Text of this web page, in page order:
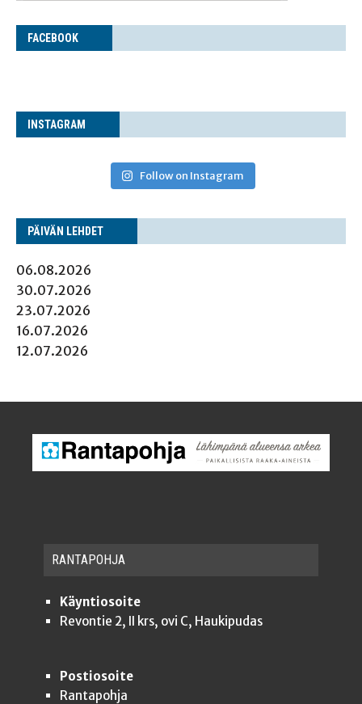
FACE­BOOK
INS­TA­GRAM
Follow on Instagram
PÄI­VÄN LEHDET
06.08.2026
30.07.2026
23.07.2026
16.07.2026
12.07.2026
RAN­TA­POH­JA
Käyntiosoite
Revontie 2, II krs, ovi C, Haukipudas
Postiosoite
Rantapohja